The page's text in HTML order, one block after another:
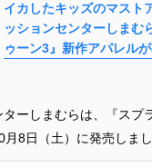
イカしたキッズのマスト
ッションセンターしまむ
ゥーン3』新作アパレル
ーしまむらは、『スプ
8日（土）に発売しまし